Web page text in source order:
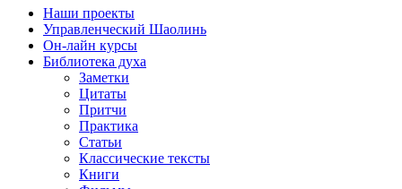
Наши проекты
Управленческий Шаолинь
Он-лайн курсы
Библиотека духа
Заметки
Цитаты
Притчи
Практика
Статьи
Классические тексты
Книги